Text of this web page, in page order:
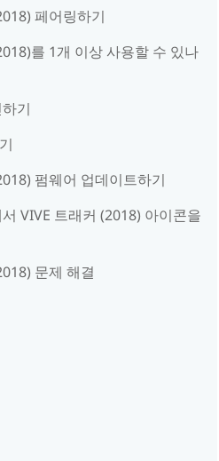
페어링하기
를 1개 이상 사용할 수 있나
기
펌웨어 업데이트하기
VIVE 트래커 (2018) 아이콘을
문제 해결